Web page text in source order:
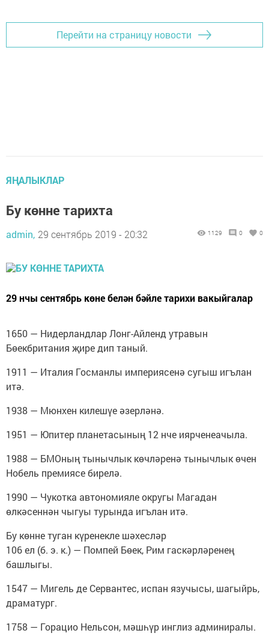
Перейти на страницу новости
ЯҢАЛЫКЛАР
Бу көнне тарихта
admin, 29 сентябрь 2019 - 20:32 1129 0 0
29 нчы сентябрь көне белән бәйле тарихи вакыйгалар
1650 — Нидерландлар Лонг-Айленд утравын
Бөекбритания җире дип таный.
1911 — Италия Госманлы империясенә сугыш игълан
итә.
1938 — Мюнхен килешүе әзерләнә.
1951 — Юпитер планетасының 12 нче иярченеачыла.
1988 — БМОның тынычлык көчләренә тынычлык өчен
Нобель премиясе бирелә.
1990 — Чукотка автономияле округы Магадан
өлкәсеннән чыгуы турында игълан итә.
Бу көнне туган күренекле шәхесләр
106 ел (б. э. к.) — Помпей Бөек, Рим гаскәрләренең
башлыгы.
1547 — Мигель де Сервантес, испан язучысы, шагыйрь,
драматург.
1758 — Горацио Нельсон, мәшһүр инглиз админиралы.